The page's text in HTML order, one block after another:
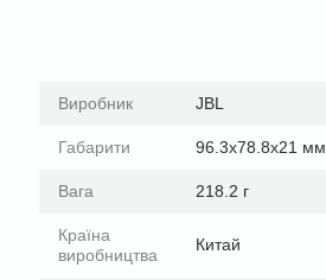
Виробник JBL
Габарити 96.3х78.8х21 мм
Вага 218.2 г
Країна
виробництва
Китай